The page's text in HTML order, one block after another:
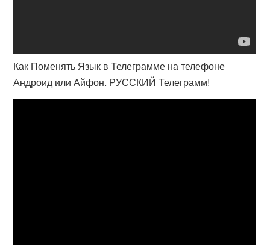
Как Поменять Язык в Телеграмме на телефоне
Андроид или Айфон. РУССКИЙ Телеграмм!